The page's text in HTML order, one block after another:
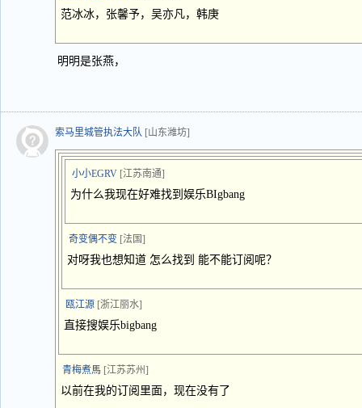
范冰冰，张馨予，吴亦凡，韩庚
明明是张燕，
索马里城管执法大队 [山东潍坊]
小小EGRV [江苏南通]
为什么我现在好难找到娱乐BIgbang
奇变偶不变 [法国]
对呀我也想知道 怎么找到 能不能订阅呢？
瓯江源 [浙江丽水]
直接搜娱乐bigbang
青梅煮馬 [江苏苏州]
以前在我的订阅里面，现在没有了